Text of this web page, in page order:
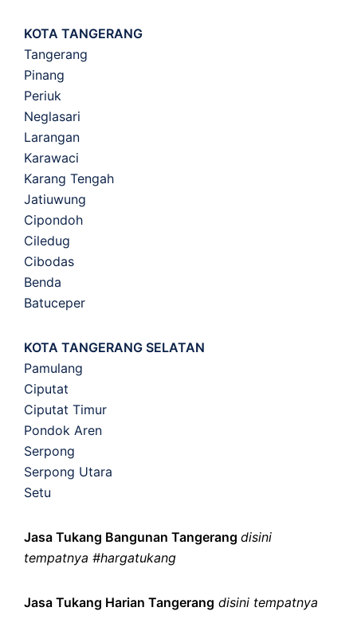
KOTA TANGERANG
Tangerang
Pinang
Periuk
Neglasari
Larangan
Karawaci
Karang Tengah
Jatiuwung
Cipondoh
Ciledug
Cibodas
Benda
Batuceper
KOTA TANGERANG SELATAN
Pamulang
Ciputat
Ciputat Timur
Pondok Aren
Serpong
Serpong Utara
Setu
Jasa Tukang Bangunan Tangerang disini
tempatnya #hargatukang
Jasa Tukang Harian Tangerang disini tempatnya